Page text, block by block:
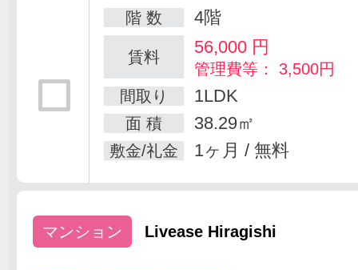
階 数 4階
賃料 56,000円
管理費等： 3,500円
間取り
1LDK
面 積 38.29㎡
敷金/礼金 1ヶ月 / 無料
マンション Livease Hiragishi